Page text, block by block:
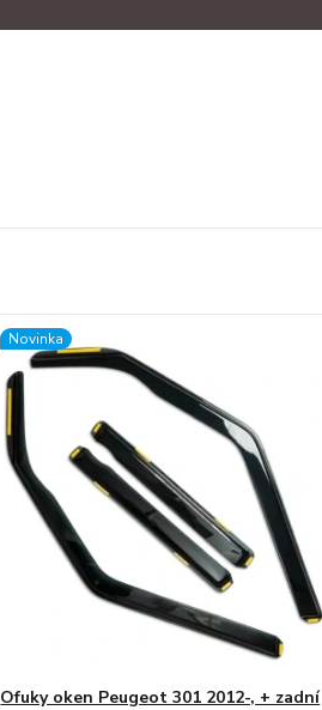
Novinka
Ofuky oken Peugeot 301 2012-, + zadní